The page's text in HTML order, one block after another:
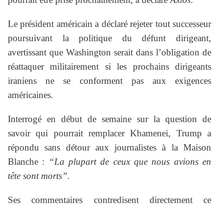
Le président américain a déclaré rejeter tout successeur
poursuivant la politique du défunt dirigeant,
avertissant que Washington serait dans l’obligation de
réattaquer militairement si les prochains dirigeants
iraniens ne se conforment pas aux exigences
américaines.
Interrogé en début de semaine sur la question de
savoir qui pourrait remplacer Khamenei, Trump a
répondu sans détour aux journalistes à la Maison
Blanche : “La plupart de ceux que nous avions en
tête sont morts”.
Ses commentaires contredisent directement ce